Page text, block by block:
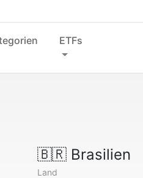
ETFs
🇧🇷Brasilien
Land